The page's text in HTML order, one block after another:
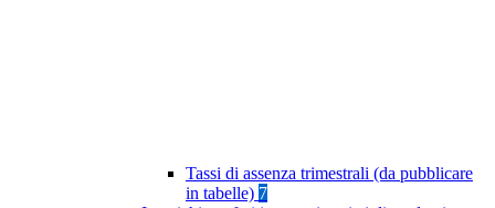
Tassi di assenza trimestrali (da pubblicare
in tabelle) 7